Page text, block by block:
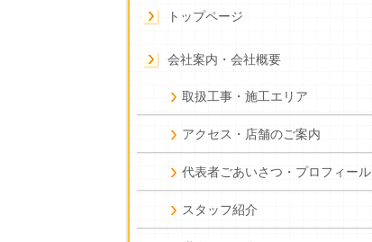
トップページ
会社案内・会社概要
取扱工事・施工エリア
アクセス・店舗のご案内
代表者ごあいさつ・プロフィール
スタッフ紹介